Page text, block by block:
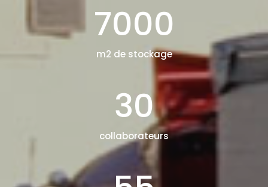
7000
m2 de stockage
30
collaborateurs